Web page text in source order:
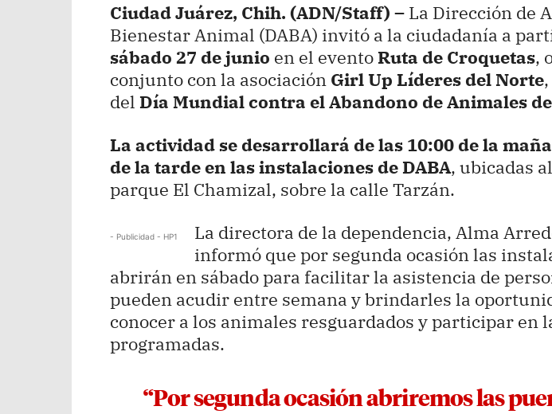
Ciudad Juárez, Chih. (ADN/Staff) – La Dirección de
Bienestar Animal (DABA) invitó a la ciudadanía a
sábado 27 de junio en el evento Ruta de Croquetas,
conjunto con la asociación Girl Up Líderes del Norte
del Día Mundial contra el Abandono de Animales
La actividad se desarrollará de las 10:00 de la
de la tarde en las instalaciones de DABA, ubicadas
parque El Chamizal, sobre la calle Tarzán.
- Publicidad - HP1
La directora de la dependencia, Alma
informó que por segunda ocasión las
abrirán en sábado para facilitar la asistencia de
pueden acudir entre semana y brindarles la
conocer a los animales resguardados y participar en
programadas.
“Por segunda ocasión abriremos las